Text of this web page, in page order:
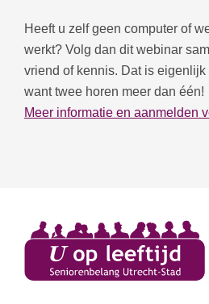
Heeft u zelf geen computer of
werkt? Volg dan dit webinar
vriend of kennis. Dat is
want twee horen meer dan één!
Meer informatie en aanmelden